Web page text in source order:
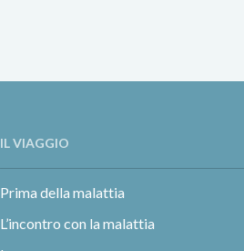
IL VIAGGIO
Prima della malattia
L’incontro con la malattia